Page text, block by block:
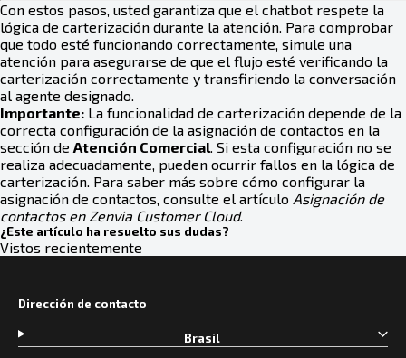
Con estos pasos, usted garantiza que el chatbot respete la
lógica de carterización durante la atención. Para comprobar
que todo esté funcionando correctamente, simule una
atención para asegurarse de que el flujo esté verificando la
carterización correctamente y transfiriendo la conversación
al agente designado.
Importante: La funcionalidad de carterización depende de la
correcta configuración de la asignación de contactos en la
sección de Atención Comercial. Si esta configuración no se
realiza adecuadamente, pueden ocurrir fallos en la lógica de
carterización. Para saber más sobre cómo configurar la
asignación de contactos, consulte el artículo Asignación de
contactos en Zenvia Customer Cloud.
¿Este artículo ha resuelto sus dudas?
Vistos recientemente
Dirección de contacto
Brasil